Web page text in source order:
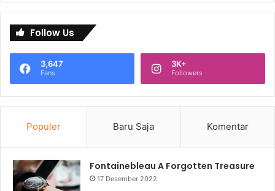
Follow Us
3,647
Fans
3K+
Followers
Populer Baru Saja Komentar
Fontainebleau A Forgotten Treasure
17 Desember 2022